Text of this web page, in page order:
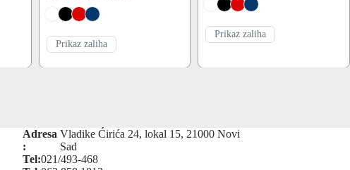
Prikaz zaliha
Prikaz zaliha
Adresa
:
Vladike Ćirića 24, lokal 15, 21000 Novi
Sad
Tel:021/493-468